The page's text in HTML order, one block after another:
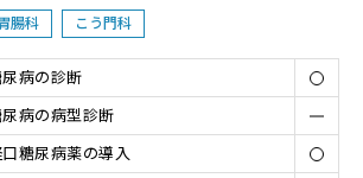
腸科 こう門科
病の診断
病の病型診断
糖尿病薬の導⼊